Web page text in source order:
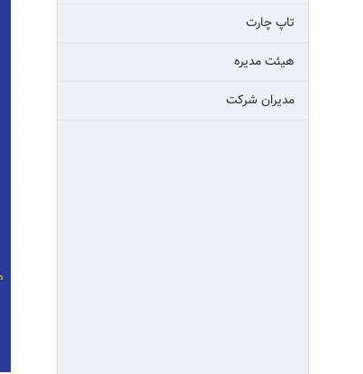
تاپ چارت
هیئت مدیره
مدیران شرکت